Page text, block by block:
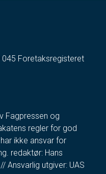
045 Foretaksregisteret
Fagpressen og
regler for god
ikke ansvar for
redaktør: Hans
// Ansvarlig utgiver: UAS